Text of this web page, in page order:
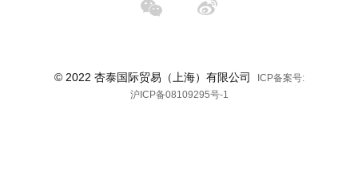
© 2022 杏泰国际贸易（上海）有限公司
ICP备案号:
沪ICP备08109295号-1